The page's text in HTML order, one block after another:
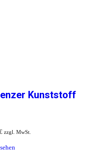
MORION Höhenbegrenzer Kunststoff
zzgl. MwSt.